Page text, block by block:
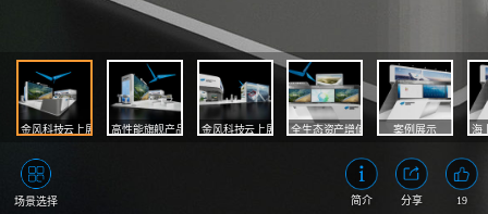
19
分享
简介
金风科技云上展厅 高性能旗舰产品 金风科技云上展台 全生态资产增值能力 案例展示 海
场景选择